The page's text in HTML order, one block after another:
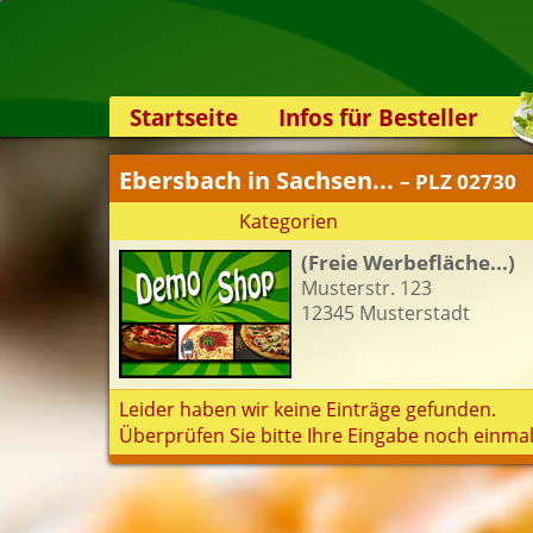
Startseite
Infos für Besteller
Lieferservice-App
Weiterempfehlen
Newsletter
Sicherheit
Kontakt
Ebersbach in Sachsen... – PLZ 02730
Kategorien
(Freie Werbefläche...)
Musterstr. 123
12345 Musterstadt
Leider haben wir keine Einträge gefunden.
Überprüfen Sie bitte Ihre Eingabe noch